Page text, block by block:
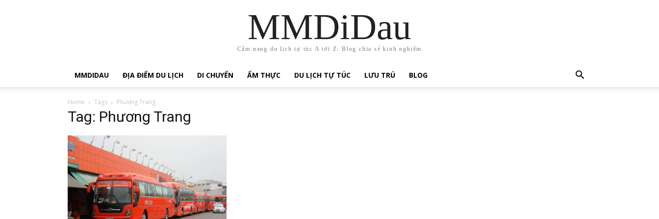
MMDiDau
Cẩm nang du lịch tự túc A tới Z: Blog chia sẻ kinh nghiệm
MMDIDAU ĐỊA ĐIỂM DU LỊCH DI CHUYỂN ẨM THỰC DU LỊCH TỰ TÚC LƯU TRÚ BLOG
Home Tags Phương Trang
Tag: Phương Trang